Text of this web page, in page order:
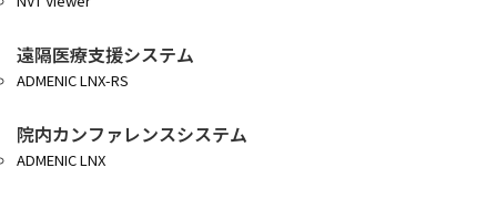
遠隔医療支援システム
ADMENIC LNX-RS
院内カンファレンスシステム
ADMENIC LNX